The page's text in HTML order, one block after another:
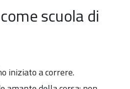
scuola di
iniziato a correre.